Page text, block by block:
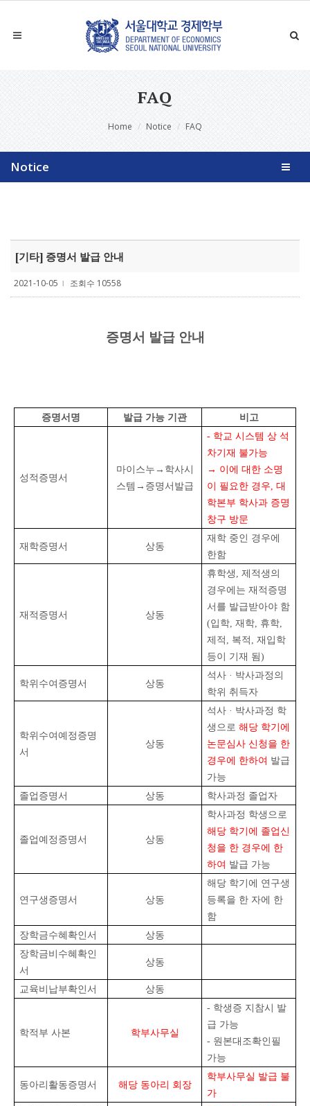
FAQ
Home Notice FAQ
Notice
[기타] 증명서 발급 안내
2021-10-05 l 조회수 10558
증명서 발급 안내
증명서명 발급 가능 기관 비고
성적증명서
마이스누 → 학사시
스템 → 증명서발급
- 학교 시스템 상 석
차기재 불가능
→ 이에 대한 소명
이 필요한 경우, 대
학본부 학사과 증명
창구 방문
재학증명서 상동
재학 중인 경우에
한함
재적증명서 상동
휴학생 , 제적생의
경우에는 재적증명
서를 발급받아야 함
(입학, 재학, 휴학,
제적 , 복적 , 재입학
등이 기재 됨)
학위수여증명서 상동
석사 · 박사과정의
학위 취득자
학위수여예정증명
서
상동
석사 · 박사과정 학
생으로 해당 학기에
논문심사 신청을 한
경우에 한하여 발급
가능
졸업증명서
상동 학사과정 졸업자
졸업예정증명서 상동
학사과정 학생으로
해당 학기에 졸업신
청을 한 경우에 한
하여 발급 가능
연구생증명서 상동
해당 학기에 연구생
등록을 한 자에 한
함
장학금수혜확인서
상동
장학금비수혜확인
서
상동
교육비납부확인서 상동
학적부 사본 학부사무실
- 학생증 지참시 발
급 가능
- 원본대조확인필
가능
동아리활동증명서 해당 동아리 회장
학부사무실 발급 불
가